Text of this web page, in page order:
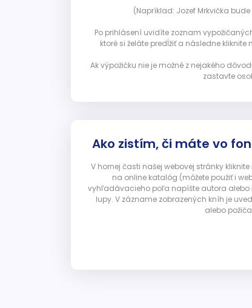
(Napríklad: Jozef Mrkvička bude
Po prihlásení uvidíte zoznam
ktoré si želáte predĺžiť a následne kliknite
Ak výpožičku nie je možné z nejakého
zastavte
Ako zistím, či máte vo
V hornej časti našej webovej stránky
na online katalóg (môžete použiť i
vyhľadávacieho poľa napíšte autora alebo
lupy. V zázname zobrazených kníh je
alebo